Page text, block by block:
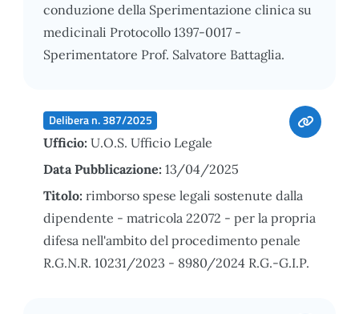
conduzione della Sperimentazione clinica su
medicinali Protocollo 1397-0017 -
Sperimentatore Prof. Salvatore Battaglia.
Delibera n. 387/2025
Ufficio: U.O.S. Ufficio Legale
Data Pubblicazione: 13/04/2025
Titolo: rimborso spese legali sostenute dalla
dipendente - matricola 22072 - per la propria
difesa nell'ambito del procedimento penale
R.G.N.R. 10231/2023 - 8980/2024 R.G.-G.I.P.